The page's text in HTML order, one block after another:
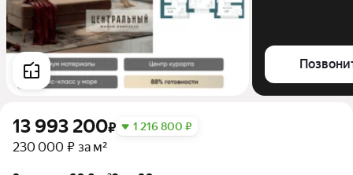
13 993 200₽ 1 216 800 ₽
230 000 ₽ за м²